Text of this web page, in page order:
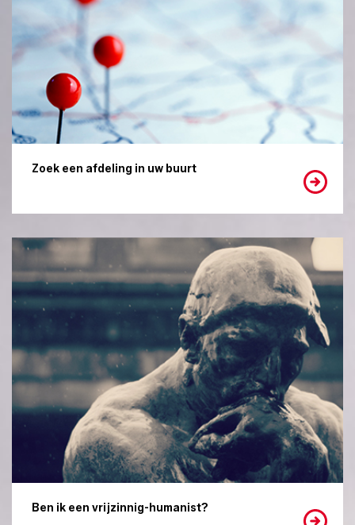
Zoek een afdeling in uw buurt
Ben ik een vrijzinnig-humanist?